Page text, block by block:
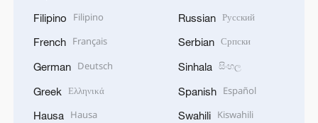
Filipino Filipino
French Français
German Deutsch
Greek Ελληνικά
Hausa Hausa
Russian Русский
Serbian Српски
Sinhala සිංහල
Spanish Español
Swahili Kiswahili